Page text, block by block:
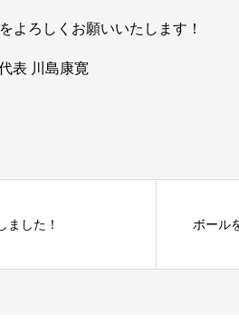
よろしくお願いいたします！
表 川島康寛
ました！ ボール